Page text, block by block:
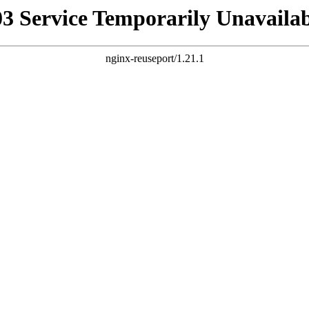
Service Temporarily
nginx-reuseport/1.21.1